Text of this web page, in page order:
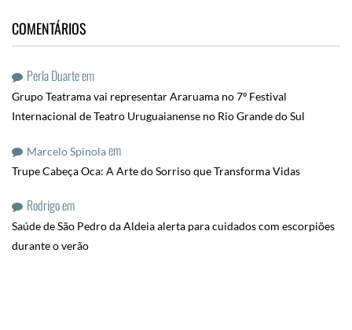
COMENTÁRIOS
Perla Duarteem
Grupo Teatrama vai representar Araruama no 7º Festival
Internacional de Teatro Uruguaianense no Rio Grande do Sul
Marcelo Spinolaem
Trupe Cabeça Oca: A Arte do Sorriso que Transforma Vidas
Rodrigoem
Saúde de São Pedro da Aldeia alerta para cuidados com escorpiões
durante o verão